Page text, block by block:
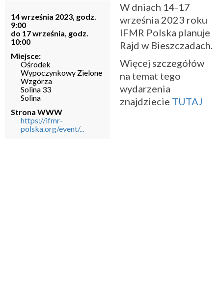
14 września 2023, godz.
9:00
do 17 września, godz.
10:00
Miejsce:
Ośrodek
Wypoczynkowy Zielone
Wzgórza
Solina 33
Solina
Strona WWW
https://ifmr-
polska.org/event/...
W dniach 14-17
września 2023 roku
IFMR Polska planuje
Rajd w Bieszczadach.
Więcej szczegółów
na temat tego
wydarzenia
znajdziecie TUTAJ